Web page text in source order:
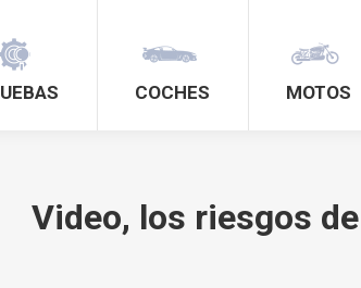
COCHES MOTOS
Video, los riesgos